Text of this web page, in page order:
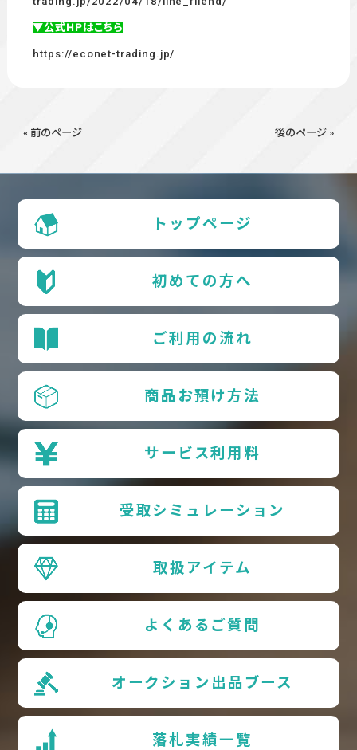
▼公式HPはこちら
https://econet-trading.jp/
« 前のページ 後のページ »
トップページ
初めての方へ
ご利用の流れ
商品お預け方法
サービス利用料
受取シミュレーション
取扱アイテム
よくあるご質問
オークション出品ブース
落札実績一覧